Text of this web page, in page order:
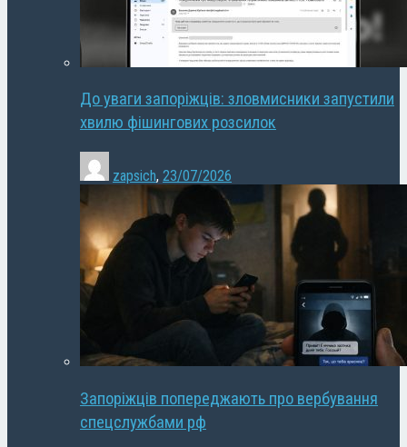
До уваги запоріжців: зловмисники запустили
хвилю фішингових розсилок
zapsich, 23/07/2026
Запоріжців попереджають про вербування
спецслужбами рф